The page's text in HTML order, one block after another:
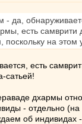
- да,
есть
поскольку на
есть
сатьей!
дхармы
- отдельно
об